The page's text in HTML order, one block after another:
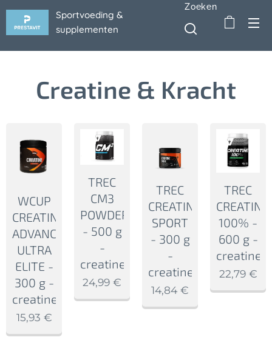
Sportvoeding &
supplementen
Zoeken
Creatine & Kracht
WCUP
CREATINE
ADVANCED
ULTRA
ELITE -
300 g -
creatine
15,93 €
TREC
CM3
POWDER
- 500 g
-
creatine
24,99 €
TREC
CREATINE
SPORT
- 300 g
-
creatine
14,84 €
TREC
CREATINE
100% -
600 g -
creatine
22,79€